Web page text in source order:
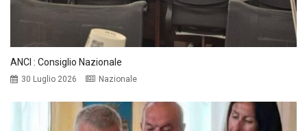
ANCI : Consiglio Nazionale
30 Luglio 2026 Nazionale